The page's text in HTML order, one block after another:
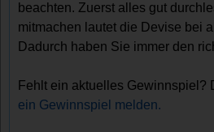
beachten. Zuerst alles gut
mitmachen lautet die Devise bei
Dadurch haben Sie immer den
Fehlt ein aktuelles Gewinnspiel?
ein Gewinnspiel melden.